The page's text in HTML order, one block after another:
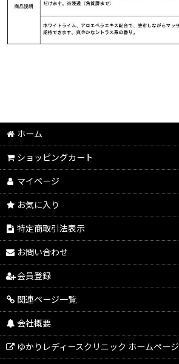
ホーム
ショッピングカート
マイページ
お気に入り
特定商取引法表示
お問い合わせ
会員登録
関連ページ一覧
会社概要
ゆかりレディースクリニック ホームページ